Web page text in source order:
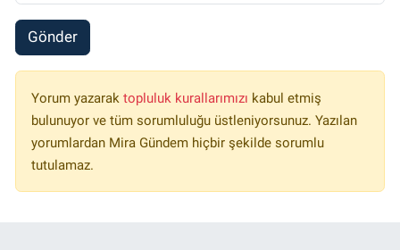
Gönder
Yorum yazarak topluluk kurallarımızı kabul etmiş
bulunuyor ve tüm sorumluluğu üstleniyorsunuz. Yazılan
yorumlardan Mira Gündem hiçbir şekilde sorumlu
tutulamaz.